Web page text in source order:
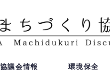
協議会情報 環境保全